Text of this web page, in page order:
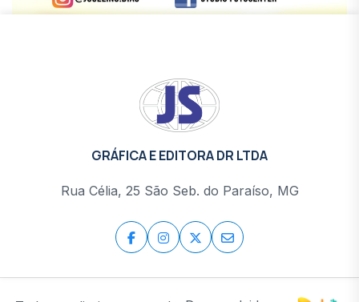
GRÁFICA E EDITORA DR LTDA
Rua Célia, 25 São Seb. do Paraíso, MG